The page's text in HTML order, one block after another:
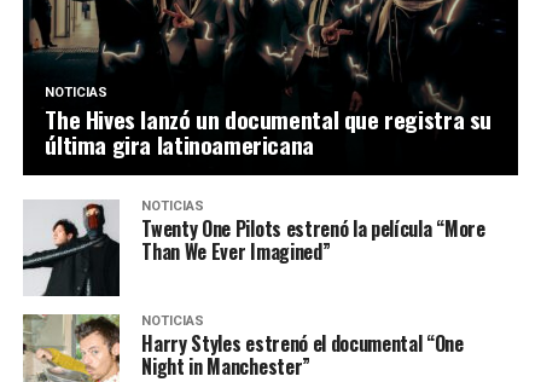
NOTICIAS
The Hives lanzó un documental que registra su
última gira latinoamericana
NOTICIAS
Twenty One Pilots estrenó la película “More
Than We Ever Imagined”
NOTICIAS
Harry Styles estrenó el documental “One
Night in Manchester”